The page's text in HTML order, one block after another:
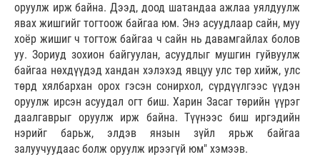
оруулж ирж байна. Дээд, доод шатандаа ажлаа уялдуулж
явах жишгийг тогтоож байгаа юм. Энэ асуудлаар сайн, муу
хоёр жишиг ч тогтож байгаа ч сайн нь давамгайлах болов
уу. Зориуд зохион байгуулан, асуудлыг мушгин гуйвуулж
байгаа нөхдүүдэд хандан хэлэхэд явцуу улс төр хийж, улс
төрд хялбархан орох гэсэн сонирхол, сүрдүүлгээс үүдэн
оруулж ирсэн асуудал огт биш. Харин Засаг төрийн үүрэг
даалгаврыг оруулж ирж байна. Түүнээс биш иргэдийн
нэрийг барьж, элдэв янзын зүйл ярьж байгаа
залуучуудаас болж оруулж ирээгүй юм" хэмээв.